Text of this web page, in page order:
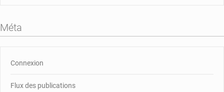
Méta
Connexion
Flux des publications